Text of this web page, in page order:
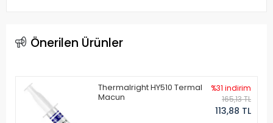
Önerilen Ürünler
Thermalright HY510 Termal
Macun
%31 indirim
165,13 TL
113,88 TL